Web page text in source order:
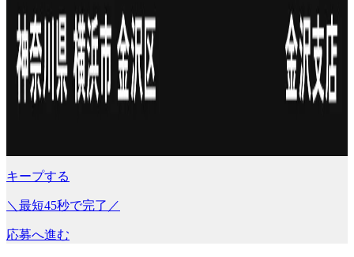
キープする
＼最短45秒で完了／
応募へ進む